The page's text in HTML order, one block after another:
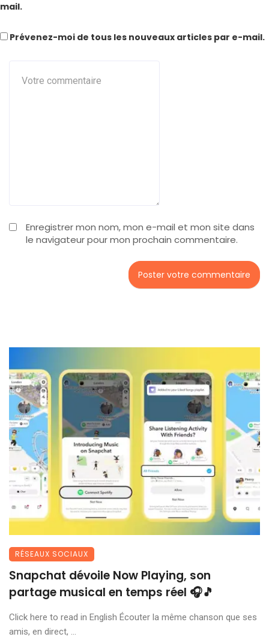
Enregistrer mon nom, mon e-mail et mon site dans
le navigateur pour mon prochain commentaire.
mail.
Prévenez-moi de tous les nouveaux articles par e-mail.
RÉSEAUX SOCIAUX
Snapchat dévoile Now Playing, son
partage musical en temps réel 🎧🎵
Click here to read in English Écouter la même chanson que ses
amis, en direct, ...